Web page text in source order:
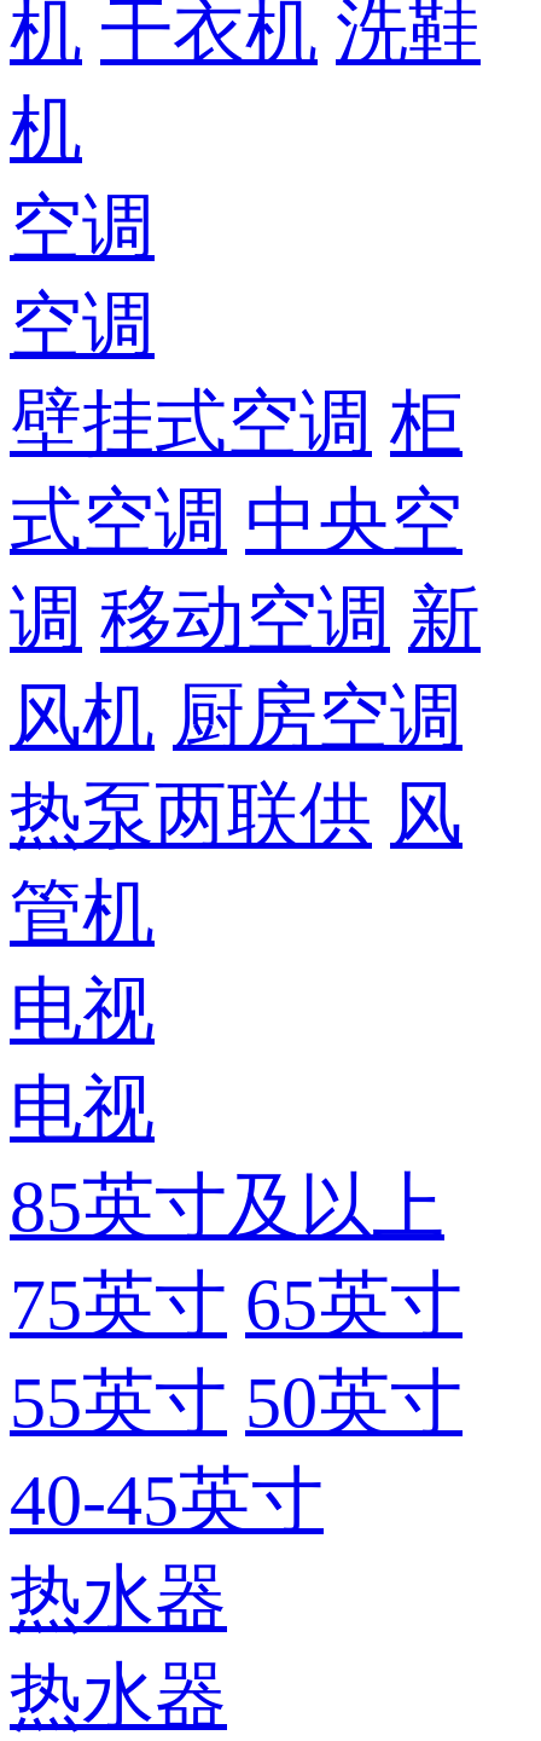
机 干衣机 洗鞋
机
空调
空调
壁挂式空调 柜
式空调 中央空
调 移动空调 新
风机 厨房空调
热泵两联供 风
管机
电视
电视
85英寸及以上
75英寸 65英寸
55英寸 50英寸
40-45英寸
热水器
热水器